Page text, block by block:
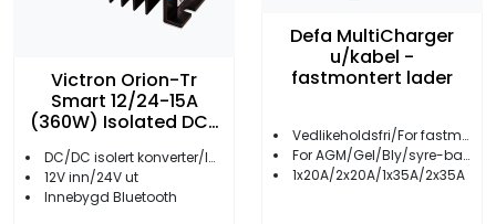
Victron Orion-Tr
Smart 12/24-15A
(360W) Isolated DC-
DC/DC isolert konverter/lader
12V inn/24V ut
Innebygd Bluetooth
Defa MultiCharger
u/kabel -
fastmontert lader
Vedlikeholdsfri/For fastmontering
For AGM/Gel/Bly/syre-batterier
1x20A/2x20A/1x35A/2x35A